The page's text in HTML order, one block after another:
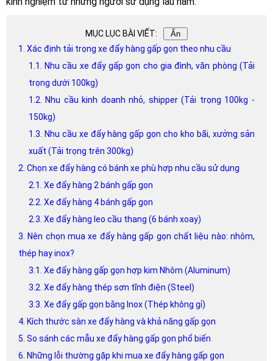
MỤC LỤC BÀI VIẾT: Ẩn
1. Xác định tải trọng xe đẩy hàng gấp gọn theo nhu cầu
1.1. Nhu cầu xe đẩy gấp gọn cho gia đình, văn phòng (Tải
trọng dưới 100kg)
1.2. Nhu cầu kinh doanh nhỏ, shipper (Tải trọng 100kg -
150kg)
1.3. Nhu cầu xe đẩy hàng gấp gọn cho kho bãi, xưởng sản
xuất (Tải trọng trên 300kg)
2. Chọn xe đẩy hàng có bánh xe phù hợp nhu cầu sử dụng
2.1. Xe đẩy hàng 2 bánh gấp gọn
2.2. Xe đẩy hàng 4 bánh gấp gọn
2.3. Xe đẩy hàng leo cầu thang (6 bánh xoay)
3. Nên chọn mua xe đẩy hàng gấp gọn chất liệu nào: nhôm,
thép hay inox?
3.1. Xe đẩy hàng gấp gọn hợp kim Nhôm (Aluminum)
3.2. Xe đẩy hàng thép sơn tĩnh điện (Steel)
3.3. Xe đẩy gấp gọn bằng Inox (Thép không gỉ)
4. Kích thước sàn xe đẩy hàng và khả năng gấp gọn
5. So sánh các mẫu xe đẩy hàng gấp gọn phổ biến
6. Những lỗi thường gặp khi mua xe đẩy hàng gấp gọn